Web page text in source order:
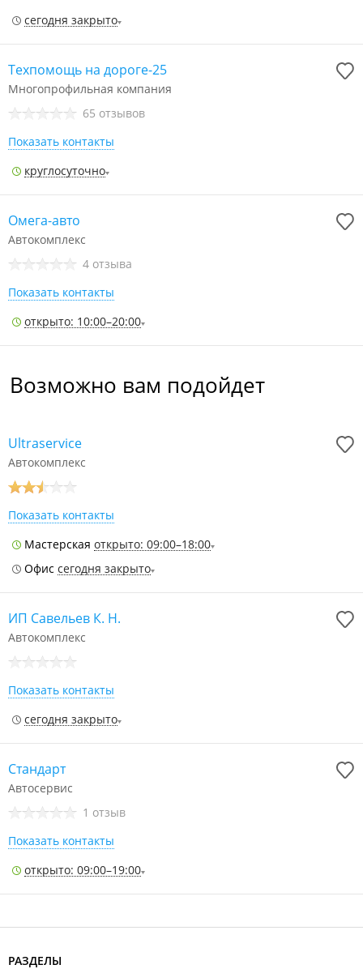
сегодня закрыто
Техпомощь на дороге-25
Многопрофильная компания
65 отзывов
Показать контакты
круглосуточно
Омега-авто
Автокомплекс
4 отзыва
Показать контакты
открыто: 10:00–20:00
Возможно вам подойдет
Ultraservice
Автокомплекс
Показать контакты
Мастерская открыто: 09:00–18:00
Офис сегодня закрыто
ИП Савельев К. Н.
Автокомплекс
Показать контакты
сегодня закрыто
Стандарт
Автосервис
1 отзыв
Показать контакты
открыто: 09:00–19:00
РАЗДЕЛЫ